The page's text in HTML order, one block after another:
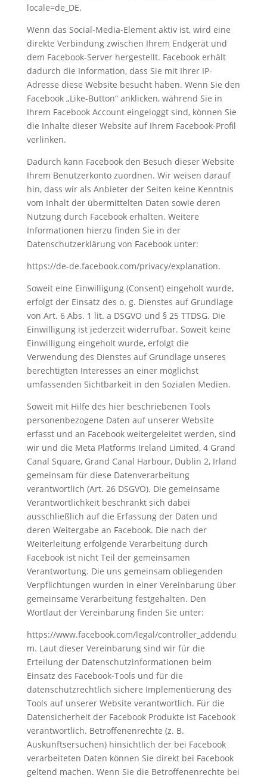
locale=de_DE.
Wenn das Social-Media-Element aktiv ist, wird eine
direkte Verbindung zwischen Ihrem Endgerät und
dem Facebook-Server hergestellt. Facebook erhält
dadurch die Information, dass Sie mit Ihrer IP-
Adresse diese Website besucht haben. Wenn Sie den
Facebook „Like-Button“ anklicken, während Sie in
Ihrem Facebook Account eingeloggt sind, können Sie
die Inhalte dieser Website auf Ihrem Facebook-Profil
verlinken.
Dadurch kann Facebook den Besuch dieser Website
Ihrem Benutzerkonto zuordnen. Wir weisen darauf
hin, dass wir als Anbieter der Seiten keine Kenntnis
vom Inhalt der übermittelten Daten sowie deren
Nutzung durch Facebook erhalten. Weitere
Informationen hierzu finden Sie in der
Datenschutzerklärung von Facebook unter:
https://de-de.facebook.com/privacy/explanation.
Soweit eine Einwilligung (Consent) eingeholt wurde,
erfolgt der Einsatz des o. g. Dienstes auf Grundlage
von Art. 6 Abs. 1 lit. a DSGVO und § 25 TTDSG. Die
Einwilligung ist jederzeit widerrufbar. Soweit keine
Einwilligung eingeholt wurde, erfolgt die
Verwendung des Dienstes auf Grundlage unseres
berechtigten Interesses an einer möglichst
umfassenden Sichtbarkeit in den Sozialen Medien.
Soweit mit Hilfe des hier beschriebenen Tools
personenbezogene Daten auf unserer Website
erfasst und an Facebook weitergeleitet werden, sind
wir und die Meta Platforms Ireland Limited, 4 Grand
Canal Square, Grand Canal Harbour, Dublin 2, Irland
gemeinsam für diese Datenverarbeitung
verantwortlich (Art. 26 DSGVO). Die gemeinsame
Verantwortlichkeit beschränkt sich dabei
ausschließlich auf die Erfassung der Daten und
deren Weitergabe an Facebook. Die nach der
Weiterleitung erfolgende Verarbeitung durch
Facebook ist nicht Teil der gemeinsamen
Verantwortung. Die uns gemeinsam obliegenden
Verpflichtungen wurden in einer Vereinbarung über
gemeinsame Verarbeitung festgehalten. Den
Wortlaut der Vereinbarung finden Sie unter:
https://www.facebook.com/legal/controller_addendu
m. Laut dieser Vereinbarung sind wir für die
Erteilung der Datenschutzinformationen beim
Einsatz des Facebook-Tools und für die
datenschutzrechtlich sichere Implementierung des
Tools auf unserer Website verantwortlich. Für die
Datensicherheit der Facebook Produkte ist Facebook
verantwortlich. Betroffenenrechte (z. B.
Auskunftsersuchen) hinsichtlich der bei Facebook
verarbeiteten Daten können Sie direkt bei Facebook
geltend machen. Wenn Sie die Betroffenenrechte bei